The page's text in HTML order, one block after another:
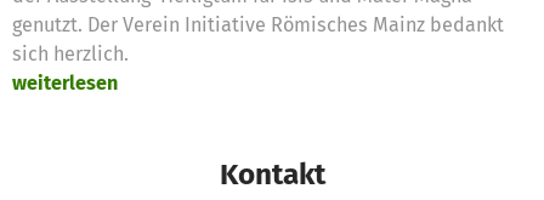
genutzt. Der Verein Initiative Römisches Mainz bedankt
sich herzlich.
weiterlesen
Kontakt